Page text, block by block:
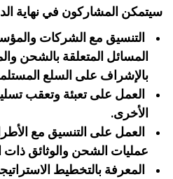
سيتمكن المشاركون في نهاية
التنسيق مع الشركات
المسائل المتعلقة بالشحن
بالإشراف على السلع
العمل على تعبئة وتعقب
الأخرى.
العمل على التنسيق مع
عمليات الشحن والوثائق ذات
المعرفة بالتخطيط